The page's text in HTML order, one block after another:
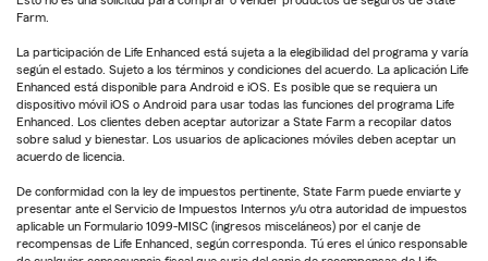
Farm.
La participación de Life Enhanced está sujeta a la elegibilidad del programa y varía
según el estado. Sujeto a los términos y condiciones del acuerdo. La aplicación Life
Enhanced está disponible para Android e iOS. Es posible que se requiera un
dispositivo móvil iOS o Android para usar todas las funciones del programa Life
Enhanced. Los clientes deben aceptar autorizar a State Farm a recopilar datos
sobre salud y bienestar. Los usuarios de aplicaciones móviles deben aceptar un
acuerdo de licencia.
De conformidad con la ley de impuestos pertinente, State Farm puede enviarte y
presentar ante el Servicio de Impuestos Internos y/u otra autoridad de impuestos
aplicable un Formulario 1099-MISC (ingresos misceláneos) por el canje de
recompensas de Life Enhanced, según corresponda. Tú eres el único responsable